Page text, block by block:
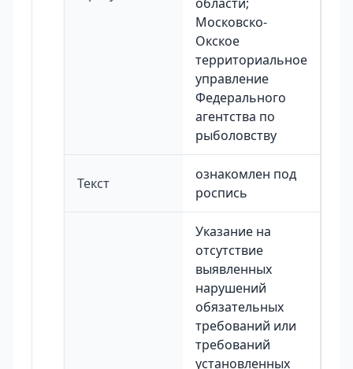
Московско-
Окское
территориальное
управление
Федерального
агентства по
рыболовству
Текст
ознакомлен под
роспись
Указание на
отсутствие
выявленных
нарушений
обязательных
требований или
требований
установленных